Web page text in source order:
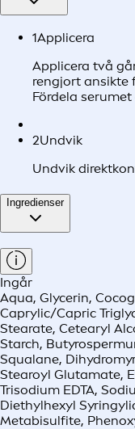
1Applicera
Applicera två
rengjort ansikte
Fördela
2Undvik
Undvik
Ingredienser
Ingår
Aqua, Glycerin,
Caprylic/Capric
Stearate, Cetearyl
Starch,
Squalane,
Stearoyl Glutamate,
Trisodium EDTA,
Diethylhexyl
Metabisulfite,